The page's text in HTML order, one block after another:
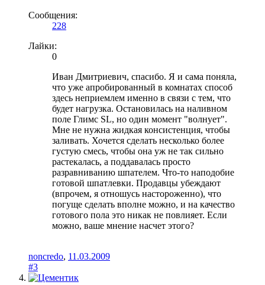
Сообщения:
228
Лайки:
0
Иван Дмитриевич, спасибо. Я и сама поняла,
что уже апробированный в комнатах способ
здесь неприемлем именно в связи с тем, что
будет нагрузка. Остановилась на наливном
поле Глимс SL, но один момент "волнует".
Мне не нужна жидкая консистенция, чтобы
заливать. Хочется сделать несколько более
густую смесь, чтобы она уж не так сильно
растекалась, а поддавалась просто
разравниванию шпателем. Что-то наподобие
готовой шпатлевки. Продавцы убеждают
(впрочем, я отношусь настороженно), что
погуще сделать вполне можно, и на качество
готового пола это никак не повлияет. Если
можно, ваше мнение насчет этого?
noncredo, 11.03.2009
#3